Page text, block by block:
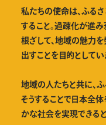
私たちの使命は、ふる
すること。過疎化が進
根ざして、地域の魅力
出すことを目的としてい
地域の人たちと共に、
そうすることで日本全
かな社会を実現できると